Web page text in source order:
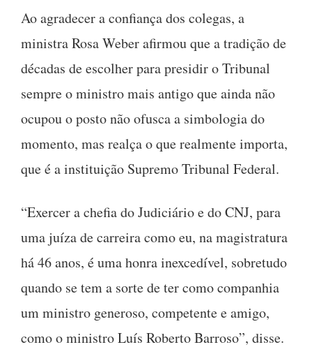
Ao agradecer a confiança dos colegas, a
ministra Rosa Weber afirmou que a tradição de
décadas de escolher para presidir o Tribunal
sempre o ministro mais antigo que ainda não
ocupou o posto não ofusca a simbologia do
momento, mas realça o que realmente importa,
que é a instituição Supremo Tribunal Federal.
“Exercer a chefia do Judiciário e do CNJ, para
uma juíza de carreira como eu, na magistratura
há 46 anos, é uma honra inexcedível, sobretudo
quando se tem a sorte de ter como companhia
um ministro generoso, competente e amigo,
como o ministro Luís Roberto Barroso”, disse.